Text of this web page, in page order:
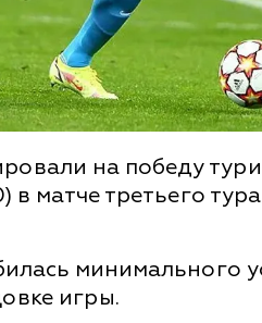
на победу
матче третьего
минимального
игры.